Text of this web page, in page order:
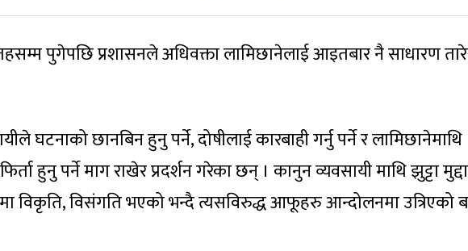
तहसम्म पुगेपछि प्रशासनले अधिवक्ता लामिछानेलाई आइतबार नै साधारण
घटनाको छानबिन हुनु पर्ने, दोषीलाई कारबाही गर्नु पर्ने र लामिछानेमाथि
हुनु पर्ने माग राखेर प्रदर्शन गरेका छन् । कानुन व्यवसायी माथि झुट्टा मुद्दा
विकृति, विसंगति भएको भन्दै त्यसविरुद्ध आफूहरु आन्दोलनमा उत्रिएको